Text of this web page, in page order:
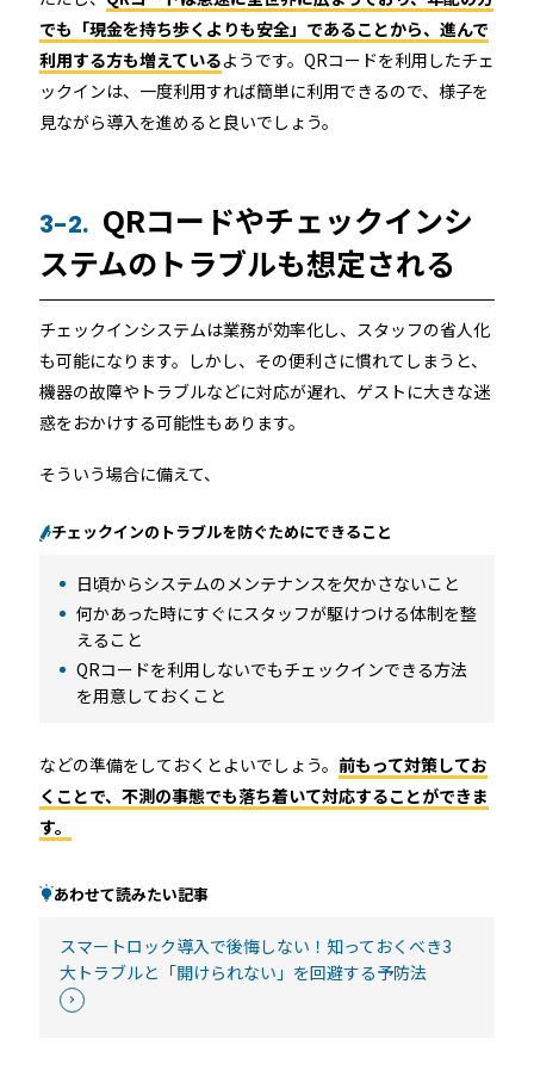
でも「現金を持ち歩くよりも安全」であることから、進んで
利用する方も増えているようです。QRコードを利用したチェ
ックインは、一度利用すれば簡単に利用できるので、様子を
見ながら導入を進めると良いでしょう。
3-2. QRコードやチェックインシ
ステムのトラブルも想定される
チェックインシステムは業務が効率化し、スタッフの省人化
も可能になります。しかし、その便利さに慣れてしまうと、
機器の故障やトラブルなどに対応が遅れ、ゲストに大きな迷
惑をおかけする可能性もあります。
そういう場合に備えて、
チェックインのトラブルを防ぐためにできること
日頃からシステムのメンテナンスを欠かさないこと
何かあった時にすぐにスタッフが駆けつける体制を整
えること
QRコードを利用しないでもチェックインできる方法
を用意しておくこと
などの準備をしておくとよいでしょう。 前もって対策してお
くことで、不測の事態でも落ち着いて対応することができま
す。
あわせて読みたい記事
スマートロック導入で後悔しない！知っておくべき3
大トラブルと「開けられない」を回避する予防法